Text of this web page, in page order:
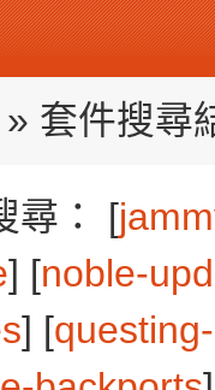
» 套件搜尋
尋： [
] [noble-
] [